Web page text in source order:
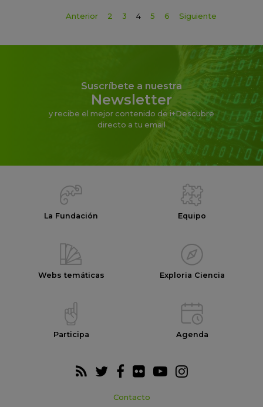
Anterior 2 3 4 5 6 Siguiente
Suscríbete a nuestra
Newsletter
y recibe el mejor contenido de i+Descubre
directo a tu email
La Fundación Equipo
Webs temáticas Exploria Ciencia
Participa Agenda
Contacto